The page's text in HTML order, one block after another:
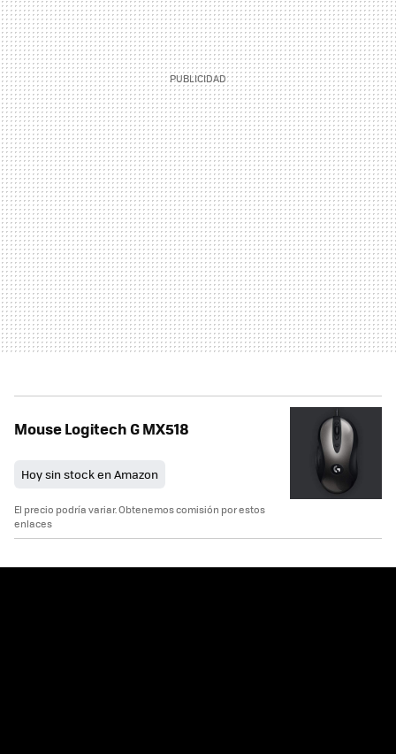
Mouse Logitech G MX518
Hoy sin stock en Amazon
El precio podría variar. Obtenemos comisión por estos
enlaces